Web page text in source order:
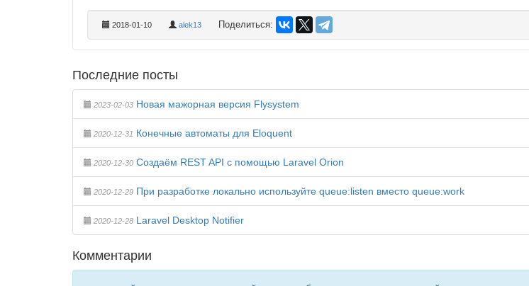
2018-01-10 alek13 Поделиться:
Последние посты
2023-02-03 Новая мажорная версия Flysystem
2020-12-31 Конечные автоматы для Eloquent
2020-12-30 Создаём REST API с помощью Laravel Orion
2020-12-29 При разработке локально используйте queue:listen вместо queue:work
2020-12-28 Laravel Desktop Notifier
Комментарии